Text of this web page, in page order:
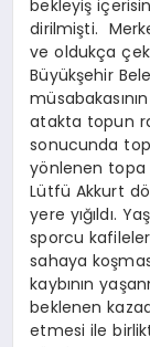
bekleyiş
dirilmişti.
ve oldukça
Büyükşehir
atakta topun
sonucunda
yönlenen topa
Lütfü Akkurt
yere yığıldı.
sporcu
sahaya
kaybının
beklenen
etmesi ile